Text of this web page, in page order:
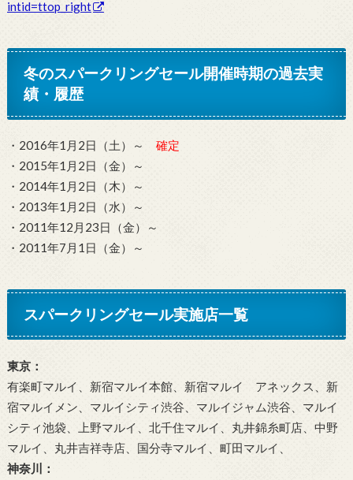
intid=ttop_right
冬のスパークリングセール開催時期の過去実
績・履歴
・2016年1月2日（土）～ 確定
・2015年1月2日（金）～
・2014年1月2日（木）～
・2013年1月2日（水）～
・2011年12月23日（金）～
・2011年7月1日（金）～
スパークリングセール実施店一覧
東京：
有楽町マルイ、新宿マルイ本館、新宿マルイ アネックス、新
宿マルイメン、マルイシティ渋谷、マルイジャム渋谷、マルイ
シティ池袋、上野マルイ、北千住マルイ、丸井錦糸町店、中野
マルイ、丸井吉祥寺店、国分寺マルイ、町田マルイ、
神奈川：